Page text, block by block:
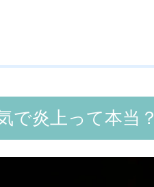
で炎上って本当？